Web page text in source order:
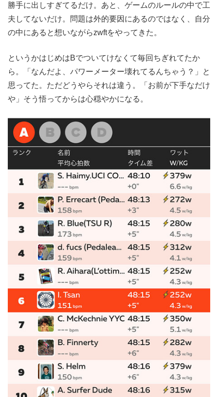
勝手に出しすぎてるだけ。あと、ゲームのルールの中で工
夫してないだけ。問題は外的要因にあるのではなく、自分
の中にあると想いながらzwftをやってきた。
というかはじめはBでついてけなくて毎回ちぎれてたか
ら。「なんだよ、パワーメーター壊れてるんちゃう？」と
思ってた。ただどうやらそれは違う。「お前が下手なだけ
や」そう悟ってからは心穏やかになる。